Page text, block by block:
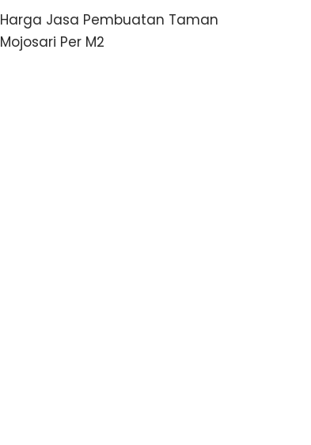
Harga Jasa Pembuatan Taman
Mojosari Per M2